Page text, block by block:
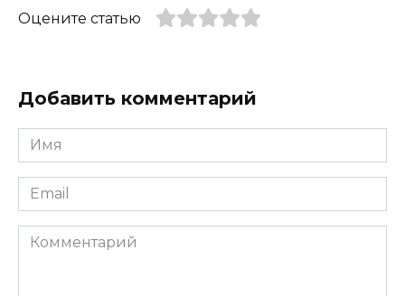
Оцените статью
Добавить комментарий
Имя
*
Email
*
Комментарий